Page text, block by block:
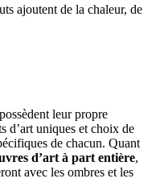
ajoutent de la chaleur, de
leur propre
d’art uniques et choix de
de chacun. Quant
d’art à part entière,
avec les ombres et les